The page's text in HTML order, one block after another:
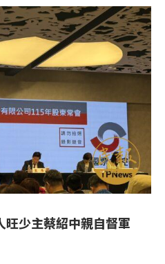
少主蔡紹中親自督軍